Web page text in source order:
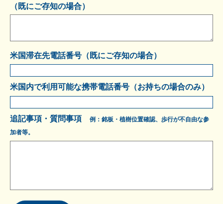
（既にご存知の場合）
米国滞在先電話番号（既にご存知の場合）
米国内で利用可能な携帯電話番号（お持ちの場合のみ）
追記事項・質問事項
例：銘板・植樹位置確認、歩行が不自由な参
加者等。